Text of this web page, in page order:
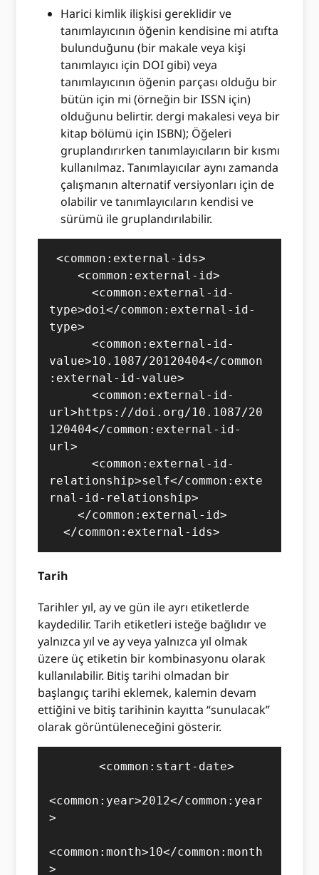
Harici kimlik ilişkisi gereklidir ve
tanımlayıcının öğenin kendisine mi atıfta
bulunduğunu (bir makale veya kişi
tanımlayıcı için DOI gibi) veya
tanımlayıcının öğenin parçası olduğu bir
bütün için mi (örneğin bir ISSN için)
olduğunu belirtir. dergi makalesi veya bir
kitap bölümü için ISBN); Öğeleri
gruplandırırken tanımlayıcıların bir kısmı
kullanılmaz. Tanımlayıcılar aynı zamanda
çalışmanın alternatif versiyonları için de
olabilir ve tanımlayıcıların kendisi ve
sürümü ile gruplandırılabilir.
<common:external-ids>
    <common:external-id>
      <common:external-id-
type>doi</common:external-id-
type>
      <common:external-id-
value>10.1087/20120404</common
:external-id-value>
      <common:external-id-
url>https://doi.org/10.1087/20
120404</common:external-id-
url>
      <common:external-id-
relationship>self</common:exte
rnal-id-relationship>
    </common:external-id>
  </common:external-ids>
Tarih
Tarihler yıl, ay ve gün ile ayrı etiketlerde
kaydedilir. Tarih etiketleri isteğe bağlıdır ve
yalnızca yıl ve ay veya yalnızca yıl olmak
üzere üç etiketin bir kombinasyonu olarak
kullanılabilir. Bitiş tarihi olmadan bir
başlangıç ​​tarihi eklemek, kalemin devam
ettiğini ve bitiş tarihinin kayıtta “sunulacak”
olarak görüntüleneceğini gösterir.
       <common:start-date>
<common:year>2012</common:year
>
<common:month>10</common:month
>